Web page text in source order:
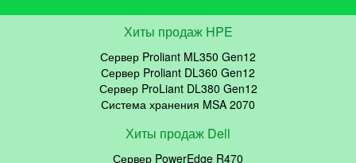
Хиты продаж HPE
Сервер Proliant ML350 Gen12
Сервер Proliant DL360 Gen12
Сервер ProLiant DL380 Gen12
Система хранения MSA 2070
Хиты продаж Dell
Сервер PowerEdge R470